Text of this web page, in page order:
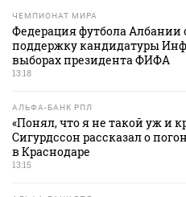
ЧЕМПИОНАТ МИРА
Федерация футбола Албании
поддержку кандидатуры
выборах президента ФИФА
13:18
АЛЬФА-БАНК РПЛ
«Понял, что я не такой уж и
Сигурдссон рассказал о
в Краснодаре
13:15